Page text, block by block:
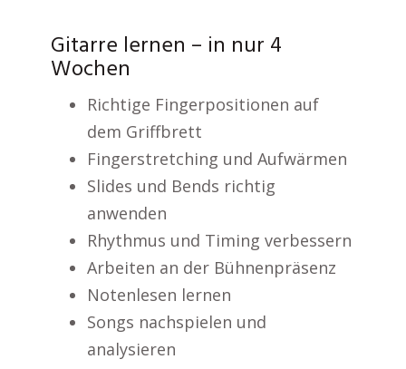
Gitarre lernen – in nur 4
Wochen
Richtige Fingerpositionen auf
dem Griffbrett
Fingerstretching und Aufwärmen
Slides und Bends richtig
anwenden
Rhythmus und Timing verbessern
Arbeiten an der Bühnenpräsenz
Notenlesen lernen
Songs nachspielen und
analysieren